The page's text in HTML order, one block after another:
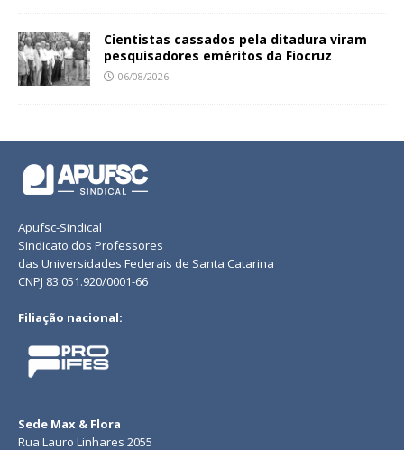
Cientistas cassados pela ditadura viram
pesquisadores eméritos da Fiocruz
06/08/2026
Apufsc-Sindical
Sindicato dos Professores
das Universidades Federais de Santa Catarina
CNPJ 83.051.920/0001-66
Filiação nacional:
Sede Max & Flora
Rua Lauro Linhares 2055